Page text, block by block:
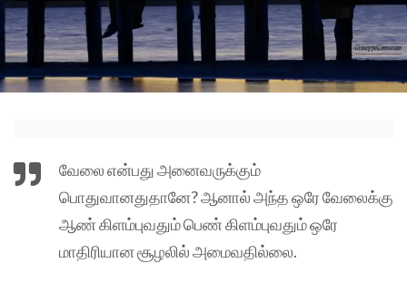
வேலை என்பது அனைவருக்கும்
பொதுவானதுதானே? ஆனால் அந்த ஒரே வேலைக்கு
ஆண் கிளம்புவதும் பெண் கிளம்புவதும் ஒரே
மாதிரியான சூழலில் அமைவதில்லை.